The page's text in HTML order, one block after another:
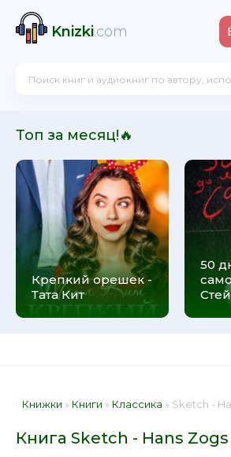
Knizki.com
Топ за месяц!🔥
Крепкий орешек -
Тата Кит
50
Книжки » Книги » Классика » Sketch - Hans
Книга Sketch - Hans Zogs